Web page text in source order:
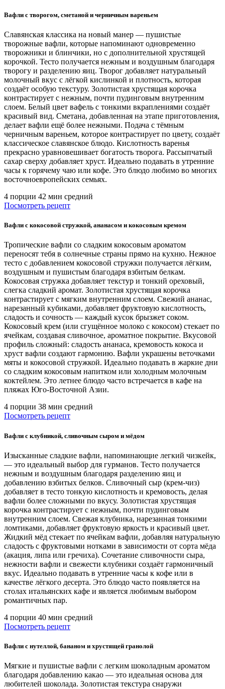
Вафли с творогом, сметаной и черничным вареньем
Славянская классика на новый манер — пушистые
творожные вафли, которые напоминают одновременно
творожники и блинчики, но с дополнительной хрустящей
корочкой. Тесто получается нежным и воздушным благодаря
творогу и разделению яиц. Творог добавляет натуральный
молочный вкус с лёгкой кислинкой и плотность, которая
создаёт особую текстуру. Золотистая хрустящая корочка
контрастирует с нежным, почти пудинговым внутренним
слоем. Белый цвет вафель с тонкими вкраплениями создаёт
красивый вид. Сметана, добавленная на этапе приготовления,
делает вафли ещё более нежными. Подача с тёмным
черничным вареньем, которое контрастирует по цвету, создаёт
классическое славянское блюдо. Кислотность варенья
прекрасно уравновешивает богатость творога. Рассыпчатый
сахар сверху добавляет хруст. Идеально подавать в утренние
часы к горячему чаю или кофе. Это блюдо любимо во многих
восточноевропейских семьях.
4 порции 42 мин средний
Посмотреть рецепт
Вафли с кокосовой стружкой, ананасом и кокосовым кремом
Тропические вафли со сладким кокосовым ароматом
переносят тебя в солнечные страны прямо на кухню. Нежное
тесто с добавлением кокосовой стружки получается лёгким,
воздушным и пушистым благодаря взбитым белкам.
Кокосовая стружка добавляет текстур и тонкий ореховый,
слегка сладкий аромат. Золотистая хрустящая корочка
контрастирует с мягким внутренним слоем. Свежий ананас,
нарезанный кубиками, добавляет фруктовую кислотность,
сладость и сочность — каждый кусок брызжет соком.
Кокосовый крем (или сгущённое молоко с кокосом) стекает по
ячейкам, создавая сливочное, ароматное покрытие. Вкусовой
профиль сложный: сладость ананаса, кремовость кокоса и
хруст вафли создают гармонию. Вафли украшены веточками
мяты и кокосовой стружкой. Идеально подавать в жаркие дни
со сладким кокосовым напитком или холодным молочным
коктейлем. Это летнее блюдо часто встречается в кафе на
пляжах Юго-Восточной Азии.
4 порции 38 мин средний
Посмотреть рецепт
Вафли с клубникой, сливочным сыром и мёдом
Изысканные сладкие вафли, напоминающие легкий чизкейк,
— это идеальный выбор для гурманов. Тесто получается
нежным и воздушным благодаря разделению яиц и
добавлению взбитых белков. Сливочный сыр (крем-чиз)
добавляет в тесто тонкую кислотность и кремовость, делая
вафли более сложными по вкусу. Золотистая хрустящая
корочка контрастирует с нежным, почти пудинговым
внутренним слоем. Свежая клубника, нарезанная тонкими
ломтиками, добавляет фруктовую яркость и красивый цвет.
Жидкий мёд стекает по ячейкам вафли, добавляя натуральную
сладость с фруктовыми нотками в зависимости от сорта мёда
(акация, липа или гречиха). Сочетание сливочности сыра,
нежности вафли и свежести клубники создаёт гармоничный
вкус. Идеально подавать в утренние часы к кофе или в
качестве лёгкого десерта. Это блюдо часто появляется на
столах итальянских кафе и является любимым выбором
романтичных пар.
4 порции 40 мин средний
Посмотреть рецепт
Вафли с нутеллой, бананом и хрустящей гранолой
Мягкие и пушистые вафли с легким шоколадным ароматом
благодаря добавлению какао — это идеальная основа для
любителей шоколада. Золотистая текстура снаружи